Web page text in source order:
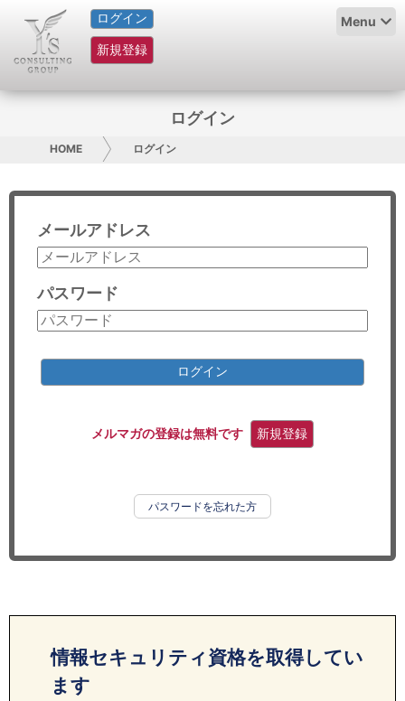
ログイン
新規登録
Menu
HOME
サービス紹介
グループ概要
採用情報
お問い合わせ
コンサルティング
リサーチ
ログイン
HOME ログイン
メールアドレス
パスワード
ログイン
メルマガの登録は無料です 新規登録
パスワードを忘れた方
情報セキュリティ資格を取得してい
ます